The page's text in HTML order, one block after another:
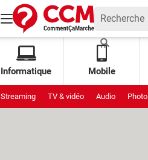
Informatique Mobile
Streaming TV & vidéo Audio Photo